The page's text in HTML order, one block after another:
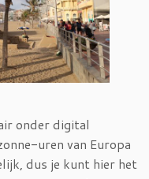
onder digital
uren van Europa
dus je kunt hier het